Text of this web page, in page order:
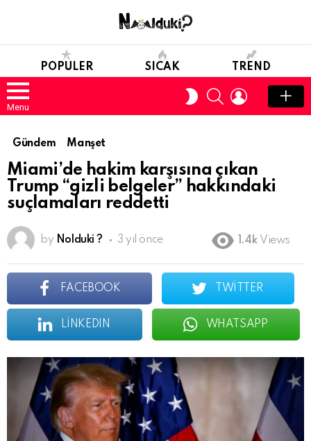
POPULER SICAK TREND
Menu
SWITCH
SKIN
SEARCHLOGIN
Gündem Manşet
Miami’de hakim karşısına çıkan
Trump “gizli belgeler” hakkındaki
suçlamaları reddetti
by Nolduki ? 3 yıl önce 1.4k Views
FACEBOOK TWITTER
LINKEDIN WHATSAPP